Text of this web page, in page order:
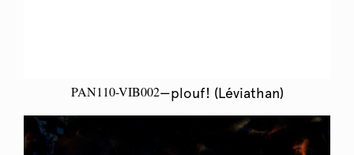
PAN110-VIB002—plouf! (Léviathan)